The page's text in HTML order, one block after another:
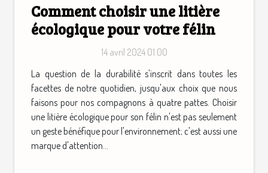
Comment choisir une litière
écologique pour votre félin
14 avril 2024 01:00
La question de la durabilité s'inscrit dans toutes les
facettes de notre quotidien, jusqu'aux choix que nous
faisons pour nos compagnons à quatre pattes. Choisir
une litière écologique pour son félin n'est pas seulement
un geste bénéfique pour l'environnement; c'est aussi une
marque d'attention...